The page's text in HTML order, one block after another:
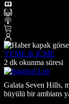
YEME & İÇME
2 dk okunma süresi
Galata Seven Hills,
büyülü bir ambians